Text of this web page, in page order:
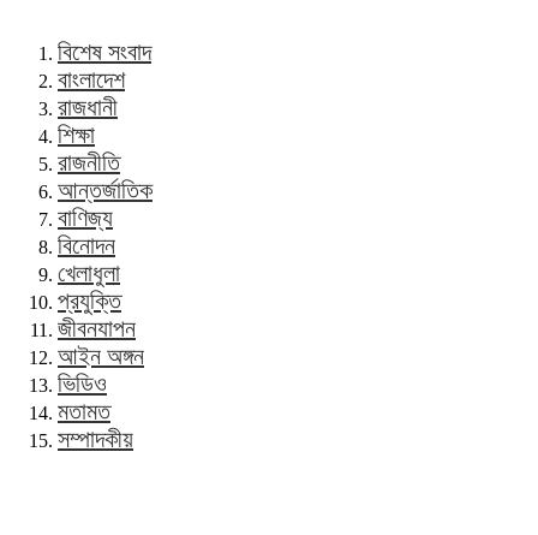
বিশেষ সংবাদ
বাংলাদেশ
রাজধানী
শিক্ষা
রাজনীতি
আন্তর্জাতিক
বাণিজ্য
বিনোদন
খেলাধুলা
প্রযুক্তি
জীবনযাপন
আইন অঙ্গন
ভিডিও
মতামত
সম্পাদকীয়